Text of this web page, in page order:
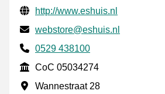
Geprüfte Kontaktinformationen
Website URL
http://www.eshuis.nl
E-mail
webstore@eshuis.nl
Phone number
0529 438100
CoC
CoC 05034274
Geschäftsadresse
Wannestraat 28